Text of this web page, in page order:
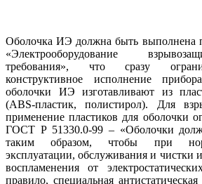
Оболочка ИЭ должна быть выполнена
«Электрооборудование
требования», что сразу
конструктивное исполнение
оболочки ИЭ изготавливают из
(ABS-пластик, полистирол). Для
применение пластиков для оболочки
ГОСТ Р 51330.0-99 – «Оболочки
таким образом, чтобы при
эксплуатации, обслуживания и чистки
воспламенения от
правило, специальная